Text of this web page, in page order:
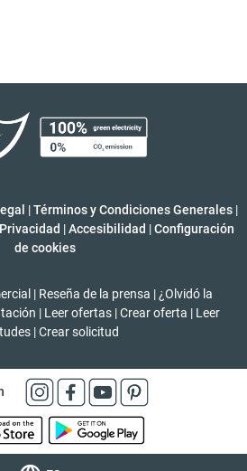
|Términos y Condiciones Generales |
| Accesibilidad | Configuración
de cookies
| Reseña de la prensa | ¿Olvidó la
| Leer ofertas | Crear oferta | Leer
|Crear solicitud